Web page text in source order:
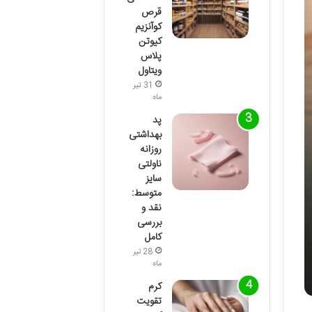
قرص
کوآنزیم
کیوتن
پلاس
ویتاول
31 تیر
ماه
پد
بهداشتی
روزانه
ناولتی
سایز
متوسط:
نقد و
بررسی
کامل
28 تیر
ماه
کرم
تقویت